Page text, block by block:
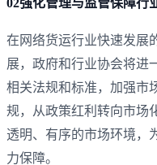
在网络货运行业快速发展
展，政府和行业协会将进
相关法规和标准，加强市
规，从政策红利转向市场
透明、有序的市场环境，
力保障。